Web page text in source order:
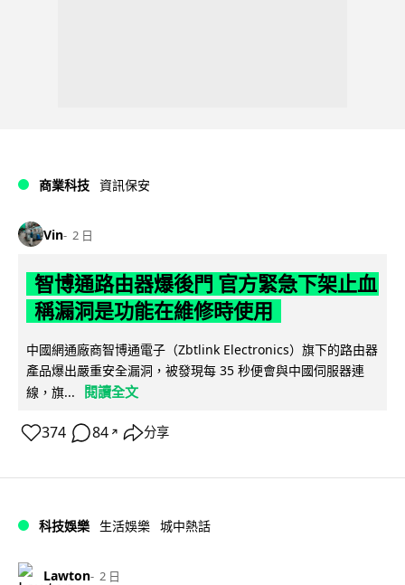
商業科技 資訊保安
Vin 2 日
智博通路由器爆後門 官方緊急下架止血
稱漏洞是功能在維修時使用
中國網通廠商智博通電子（Zbtlink Electronics）旗下的路由器
產品爆出嚴重安全漏洞，被發現每 35 秒便會與中國伺服器連
線，旗...
閱讀全文
374 84 ↗ 分享
科技娛樂 生活娛樂 城中熱話
Lawton 2 日